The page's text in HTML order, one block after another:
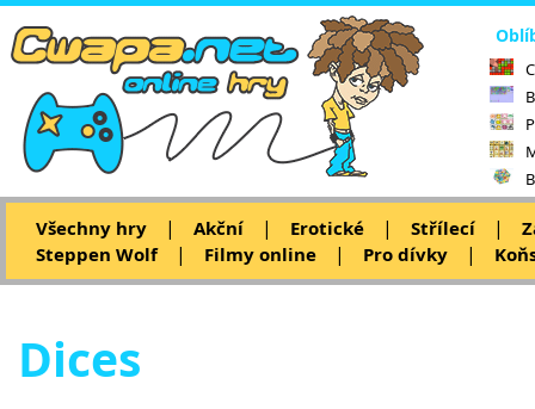
Všechny hry | Akční | Erotické | Střílecí |
Steppen Wolf
| Filmy online | Pro dívky |
Dices